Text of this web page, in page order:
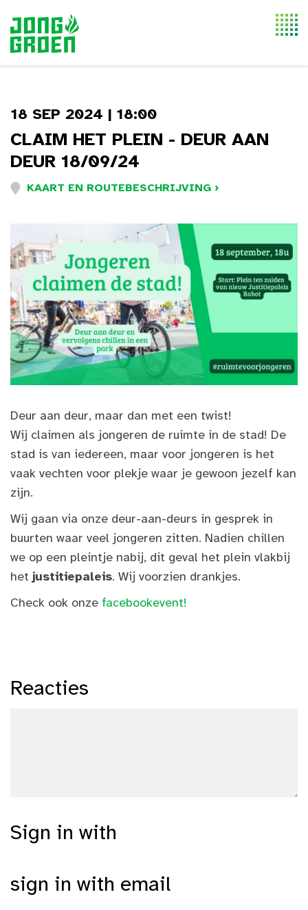
18 SEP 2024 | 18:00
CLAIM HET PLEIN - DEUR AAN
DEUR 18/09/24
KAART EN ROUTEBESCHRIJVING ›
Deur aan deur, maar dan met een twist!
Wij claimen als jongeren de ruimte in de stad! De
stad is van iedereen, maar voor jongeren is het
vaak vechten voor plekje waar je gewoon jezelf kan
zijn.
Wij gaan via onze deur-aan-deurs in gesprek in
buurten waar veel jongeren zitten. Nadien chillen
we op een pleintje nabij, dit geval het plein vlakbij
het justitiepaleis. Wij voorzien drankjes.
Check ook onze facebookevent!
Reacties
Sign in with
sign in with email